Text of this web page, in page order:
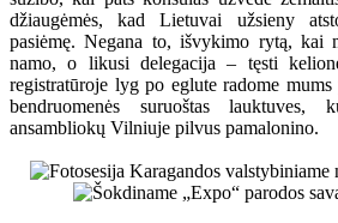
džiaugėmės, kad Lietuvai užsieny
pasiėmę. Negana to, išvykimo rytą, kai
namo, o likusi delegacija – tęsti
registratūroje lyg po eglute radome
bendruomenės suruoštas
ansambliokų Vilniuje pilvus pamalonino.